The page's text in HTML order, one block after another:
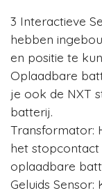
3 Interactieve
hebben
en positie te
Oplaadbare
je ook de NXT
batterij.
Transformator:
het
oplaadbare
Geluids